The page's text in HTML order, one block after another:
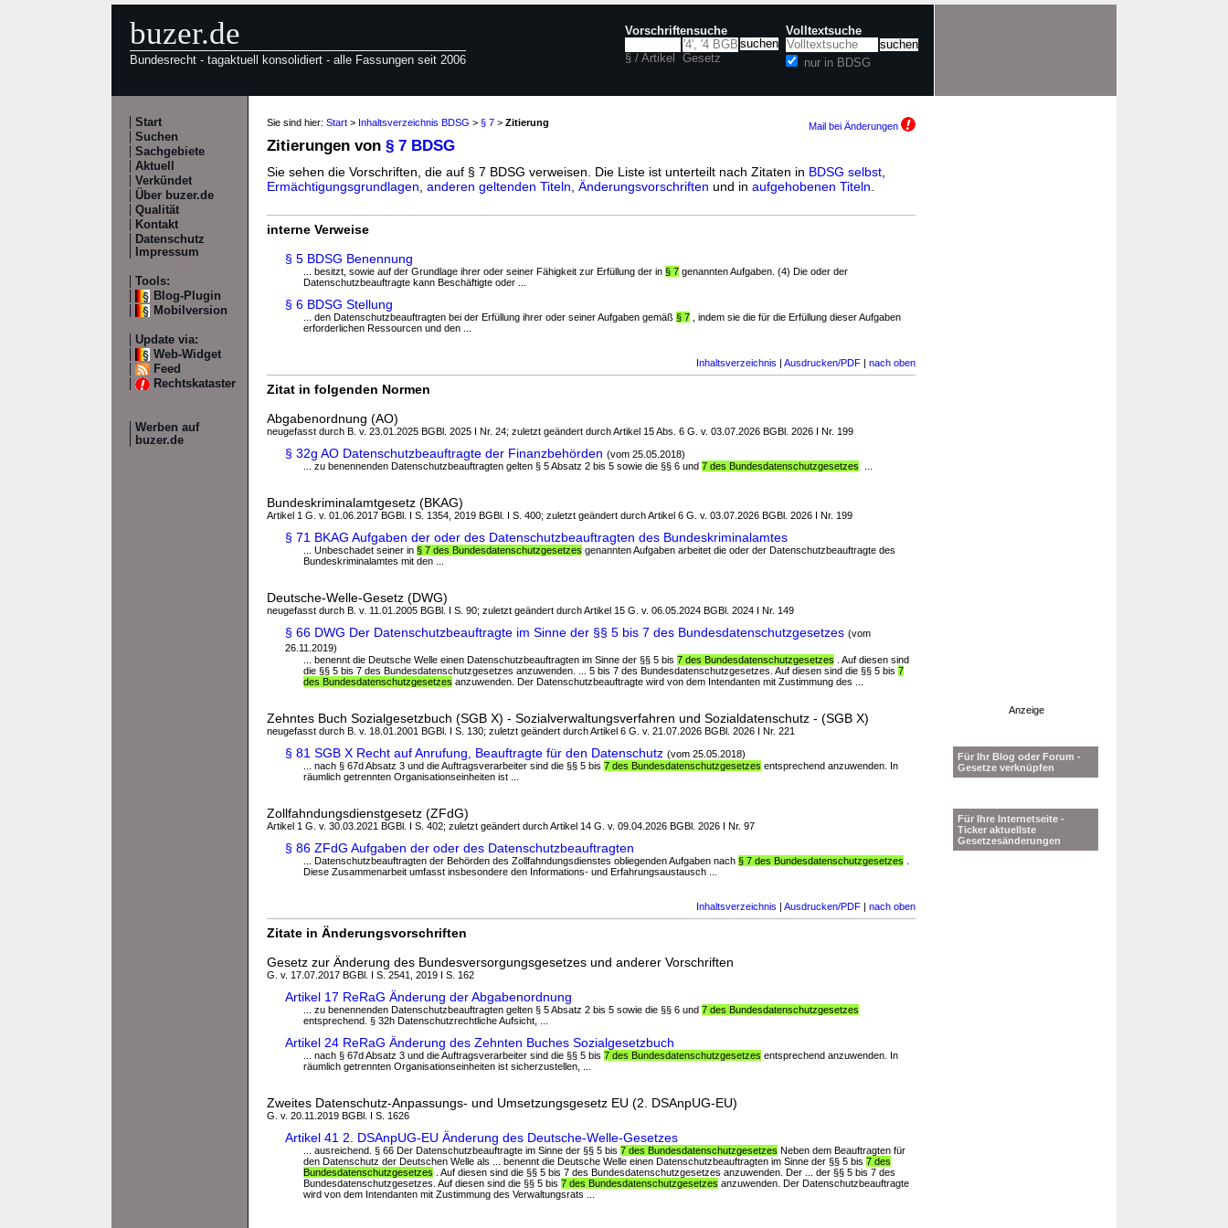
buzer.de
Bundesrecht - tagaktuell konsolidiert - alle Fassungen seit 2006
Vorschriftensuche
§ / Artikel Gesetz
Volltextsuche
nur in BDSG
Start
Suchen
Sachgebiete
Aktuell
Verkündet
Über buzer.de
Qualität
Kontakt
Datenschutz
Impressum
Tools:
Blog-Plugin
Mobilversion
Update via:
Web-Widget
Feed
Rechtskataster
Werben auf
buzer.de
Sie sind hier: Start > Inhaltsverzeichnis BDSG > § 7 > Zitierung Mail bei Änderungen
Zitierungen von § 7 BDSG
Sie sehen die Vorschriften, die auf § 7 BDSG verweisen. Die Liste ist unterteilt nach Zitaten in BDSG selbst
Ermächtigungsgrundlagen anderen geltenden Titeln Änderungsvorschriften und in aufgehobenen Titeln
interne Verweise
§ 5 BDSG Benennung
... besitzt, sowie auf der Grundlage ihrer oder seiner Fähigkeit zur Erfüllung der in § 7 genannten Aufgaben. (4) Die oder der
Datenschutzbeauftragte kann Beschäftigte oder ...
§ 6 BDSG Stellung
... den Datenschutzbeauftragten bei der Erfüllung ihrer oder seiner Aufgaben gemäß § 7 , indem sie die für die Erfüllung dieser Aufgaben
erforderlichen Ressourcen und den ...
Inhaltsverzeichnis | Ausdrucken/PDF | nach oben
Zitat in folgenden Normen
Abgabenordnung (AO)
neugefasst durch B. v. 23.01.2025 BGBl. 2025 I Nr. 24; zuletzt geändert durch Artikel 15 Abs. 6 G. v. 03.07.2026 BGBl. 2026 I Nr. 199
§ 32g AO Datenschutzbeauftragte der Finanzbehörden (vom 25.05.2018)
... zu benennenden Datenschutzbeauftragten gelten § 5 Absatz 2 bis 5 sowie die §§ 6 und 7 des Bundesdatenschutzgesetzes
Bundeskriminalamtgesetz (BKAG)
Artikel 1 G. v. 01.06.2017 BGBl. I S. 1354, 2019 BGBl. I S. 400; zuletzt geändert durch Artikel 6 G. v. 03.07.2026 BGBl. 2026 I Nr. 199
§ 71 BKAG Aufgaben der oder des Datenschutzbeauftragten des Bundeskriminalamtes
... Unbeschadet seiner in § 7 des Bundesdatenschutzgesetzes genannten Aufgaben arbeitet die oder der Datenschutzbeauftragte des
Bundeskriminalamtes mit den ...
Deutsche-Welle-Gesetz (DWG)
neugefasst durch B. v. 11.01.2005 BGBl. I S. 90; zuletzt geändert durch Artikel 15 G. v. 06.05.2024 BGBl. 2024 I Nr. 149
§ 66 DWG Der Datenschutzbeauftragte im Sinne der §§ 5 bis 7 des Bundesdatenschutzgesetzes (vom
26.11.2019)
... benennt die Deutsche Welle einen Datenschutzbeauftragten im Sinne der §§ 5 bis 7 des Bundesdatenschutzgesetzes . Auf diesen sind
die §§ 5 bis 7 des Bundesdatenschutzgesetzes anzuwenden. ... 5 bis 7 des Bundesdatenschutzgesetzes. Auf diesen sind die §§ 5 bis 7
des Bundesdatenschutzgesetzes anzuwenden. Der Datenschutzbeauftragte wird von dem Intendanten mit Zustimmung des ...
Zehntes Buch Sozialgesetzbuch (SGB X) - Sozialverwaltungsverfahren und Sozialdatenschutz - (SGB X)
neugefasst durch B. v. 18.01.2001 BGBl. I S. 130; zuletzt geändert durch Artikel 6 G. v. 21.07.2026 BGBl. 2026 I Nr. 221
§ 81 SGB X Recht auf Anrufung, Beauftragte für den Datenschutz (vom 25.05.2018)
... nach § 67d Absatz 3 und die Auftragsverarbeiter sind die §§ 5 bis 7 des Bundesdatenschutzgesetzes entsprechend anzuwenden. In
räumlich getrennten Organisationseinheiten ist ...
Zollfahndungsdienstgesetz (ZFdG)
Artikel 1 G. v. 30.03.2021 BGBl. I S. 402; zuletzt geändert durch Artikel 14 G. v. 09.04.2026 BGBl. 2026 I Nr. 97
§ 86 ZFdG Aufgaben der oder des Datenschutzbeauftragten
... Datenschutzbeauftragten der Behörden des Zollfahndungsdienstes obliegenden Aufgaben nach § 7 des Bundesdatenschutzgesetzes
Diese Zusammenarbeit umfasst insbesondere den Informations- und Erfahrungsaustausch ...
Inhaltsverzeichnis | Ausdrucken/PDF | nach oben
Zitate in Änderungsvorschriften
Gesetz zur Änderung des Bundesversorgungsgesetzes und anderer Vorschriften
G. v. 17.07.2017 BGBl. I S. 2541, 2019 I S. 162
Artikel 17 ReRaG Änderung der Abgabenordnung
... zu benennenden Datenschutzbeauftragten gelten § 5 Absatz 2 bis 5 sowie die §§ 6 und 7 des Bundesdatenschutzgesetzes
entsprechend. § 32h Datenschutzrechtliche Aufsicht, ...
Artikel 24 ReRaG Änderung des Zehnten Buches Sozialgesetzbuch
... nach § 67d Absatz 3 und die Auftragsverarbeiter sind die §§ 5 bis 7 des Bundesdatenschutzgesetzes entsprechend anzuwenden. In
räumlich getrennten Organisationseinheiten ist sicherzustellen, ...
Zweites Datenschutz-Anpassungs- und Umsetzungsgesetz EU (2. DSAnpUG-EU)
G. v. 20.11.2019 BGBl. I S. 1626
Artikel 41 2. DSAnpUG-EU Änderung des Deutsche-Welle-Gesetzes
... ausreichend. § 66 Der Datenschutzbeauftragte im Sinne der §§ 5 bis 7 des Bundesdatenschutzgesetzes Neben dem Beauftragten für
den Datenschutz der Deutschen Welle als ... benennt die Deutsche Welle einen Datenschutzbeauftragten im Sinne der §§ 5 bis 7 des
Bundesdatenschutzgesetzes . Auf diesen sind die §§ 5 bis 7 des Bundesdatenschutzgesetzes anzuwenden. Der ... der §§ 5 bis 7 des
Bundesdatenschutzgesetzes. Auf diesen sind die §§ 5 bis 7 des Bundesdatenschutzgesetzes anzuwenden. Der Datenschutzbeauftragte
wird von dem Intendanten mit Zustimmung des Verwaltungsrats ...
Anzeige
Für Ihr Blog oder Forum -
Gesetze verknüpfen
Für Ihre Internetseite -
Ticker aktuellste
Gesetzesänderungen